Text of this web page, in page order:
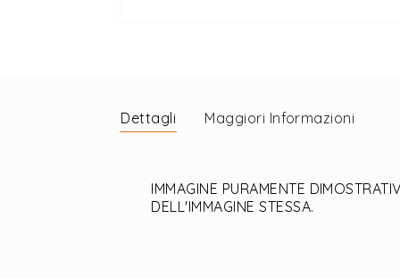
immagini
Dettagli
IMMAGINE PURAMENTE
DELL'IMMAGINE STESSA.
Maggiori Informazioni